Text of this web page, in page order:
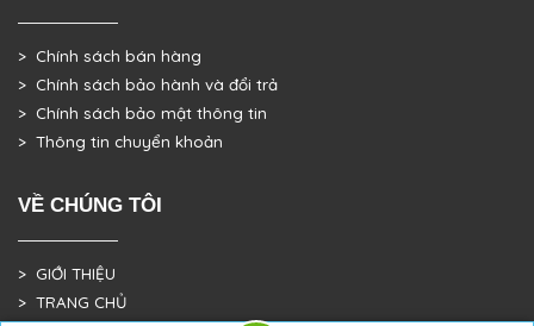
> Chính sách bán hàng
> Chính sách bảo hành và đổi trả
> Chính sách bảo mật thông tin
> Thông tin chuyển khoản
VỀ CHÚNG TÔI
> GIỚI THIỆU
> TRANG CHỦ